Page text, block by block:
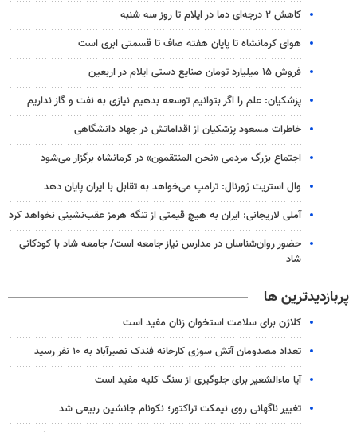
کاهش ۲ درجه‌ای دما در ایلام تا روز سه شنبه
هوای کرمانشاه تا پایان هفته صاف تا قسمتی ابری است
فروش ۱۵ میلیارد تومان صنایع دستی ایلام در اربعین
پزشکیان: علم را اگر بتوانیم توسعه بدهیم نیازی به نفت و گاز نداریم
خاطرات مسعود پزشکیان از اقداماتش در جهاد دانشگاهی
اجتماع بزرگ مردمی «نحن المنتقمون» در کرمانشاه برگزار می‌شود
وال‌ استریت ژورنال: ترامپ می‌خواهد به تقابل با ایران پایان دهد
آملی‌ لاریجانی: ایران به هیچ قیمتی از تنگه هرمز عقب‌نشینی نخواهد کرد
حضور روان‌شناسان در مدارس نیاز جامعه است/ جامعه شاد با کودکانی
شاد
پربازدیدترین ها
کلاژن برای سلامت استخوان زنان مفید است
تعداد مصدومان آتش سوزی کارخانه فندک نصیرآباد به ۱۰ نفر رسید
آیا ماءالشعیر برای جلوگیری از سنگ کلیه مفید است
تغییر ناگهانی روی نیمکت تراکتور؛ نکونام جانشین ربیعی شد